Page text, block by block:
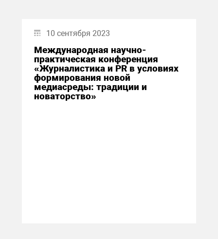
10 сентября 2023
Международная научно-
практическая конференция
«Журналистика и PR в условиях
формирования новой
медиасреды: традиции и
новаторство»